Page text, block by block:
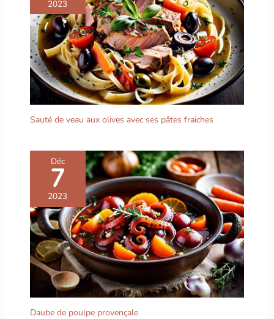
professionnellement pour
offrir une surface lisse et
brillante qui est non
seulement pratique, mais
aussi esthétique.
Décoration artistique : en
plus de la table à
manger, nos bols servent
de superbes pièces de
des étagères pour ajouter
une touche artistique et
bohème à votre maison
et créer une atmosphère
captivante et inspirante.
Large application : en
plus des pâtes, ces
assiettes à pâtes sont
également très bien
adaptées pour les
salades, les soupes, les
ragoûts et plus encore.
Que ce soit pour un
2023
Sauté de veau aux olives avec ses pâtes fraiches
Déc
7
2023
Daube de poulpe provençale